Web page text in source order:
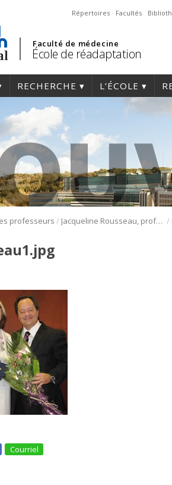
Répertoires Facultés
Faculté de médecine
École de réadaptation
RECHERCHE L’ÉCOLE
professeurs / Jacqueline Rousseau, professeure d’ergothérapie, honorée par le Conseil interprofessionnel du Québec /
Courriel